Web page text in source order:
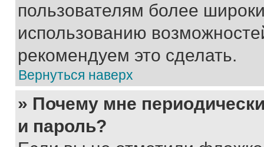
пользователям более
использованию
рекомендуем это сделать.
Вернуться наверх
» Почему мне
и пароль?